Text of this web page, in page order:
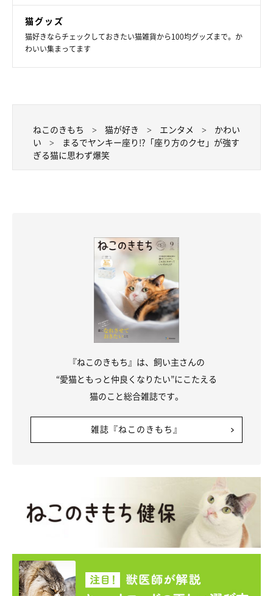
猫グッズ
猫好きならチェックしておきたい猫雑貨から100均グッズまで。か
わいい集まってます
ねこのきもち 猫が好き エンタメ
かわい
い
まるでヤンキー座り!?「座り方のクセ」が強す
ぎる猫に思わず爆笑
『ねこのきもち』は、飼い主さんの
“愛猫ともっと仲良くなりたい”にこたえる
猫のこと総合雑誌です。
雑誌『ねこのきもち』